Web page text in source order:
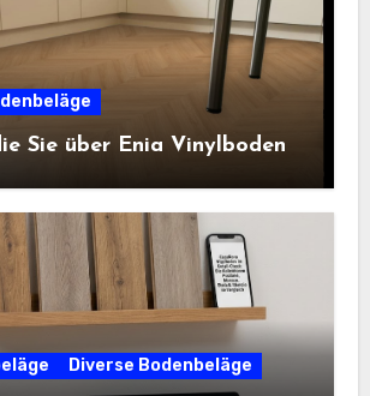
Sie über Enia Vinylboden
Diverse Bodenbeläge